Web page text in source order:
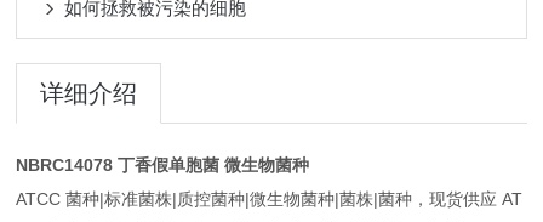
如何拯救被污染的细胞
详细介绍
NBRC14078 丁香假单胞菌 微生物菌种
ATCC 菌种|标准菌株|质控菌种|微生物菌种|菌株|菌种，现货供应 AT